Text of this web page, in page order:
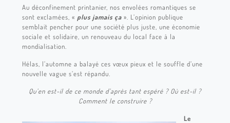
Au déconfinement printanier, nos envolées romantiques se
sont exclamées, « plus jamais ça ». L’opinion publique
semblait pencher pour une société plus juste, une économie
sociale et solidaire, un renouveau du local face à la
mondialisation.
Hélas, l’automne a balayé ces vœux pieux et le souffle d’une
nouvelle vague s’est répandu.
Qu’en est-il de ce monde d’après tant espéré ? Où est-il ?
Comment le construire ?
Le